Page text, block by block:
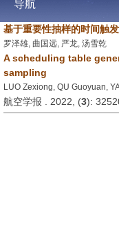
导航
基于重要性抽样的时间触
罗泽雄, 曲国远, 严龙, 汤雪乾
A scheduling table
sampling
LUO Zexiong, QU Guoyuan,
航空学报 . 2022, (3):